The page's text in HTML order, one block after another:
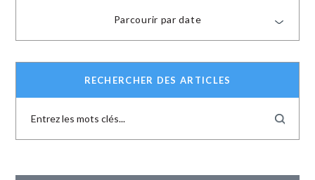
Parcourir par date
RECHERCHER DES ARTICLES